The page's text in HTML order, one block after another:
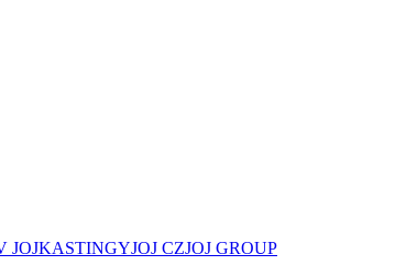
JOJKASTINGYJOJ CZJOJ GROUP